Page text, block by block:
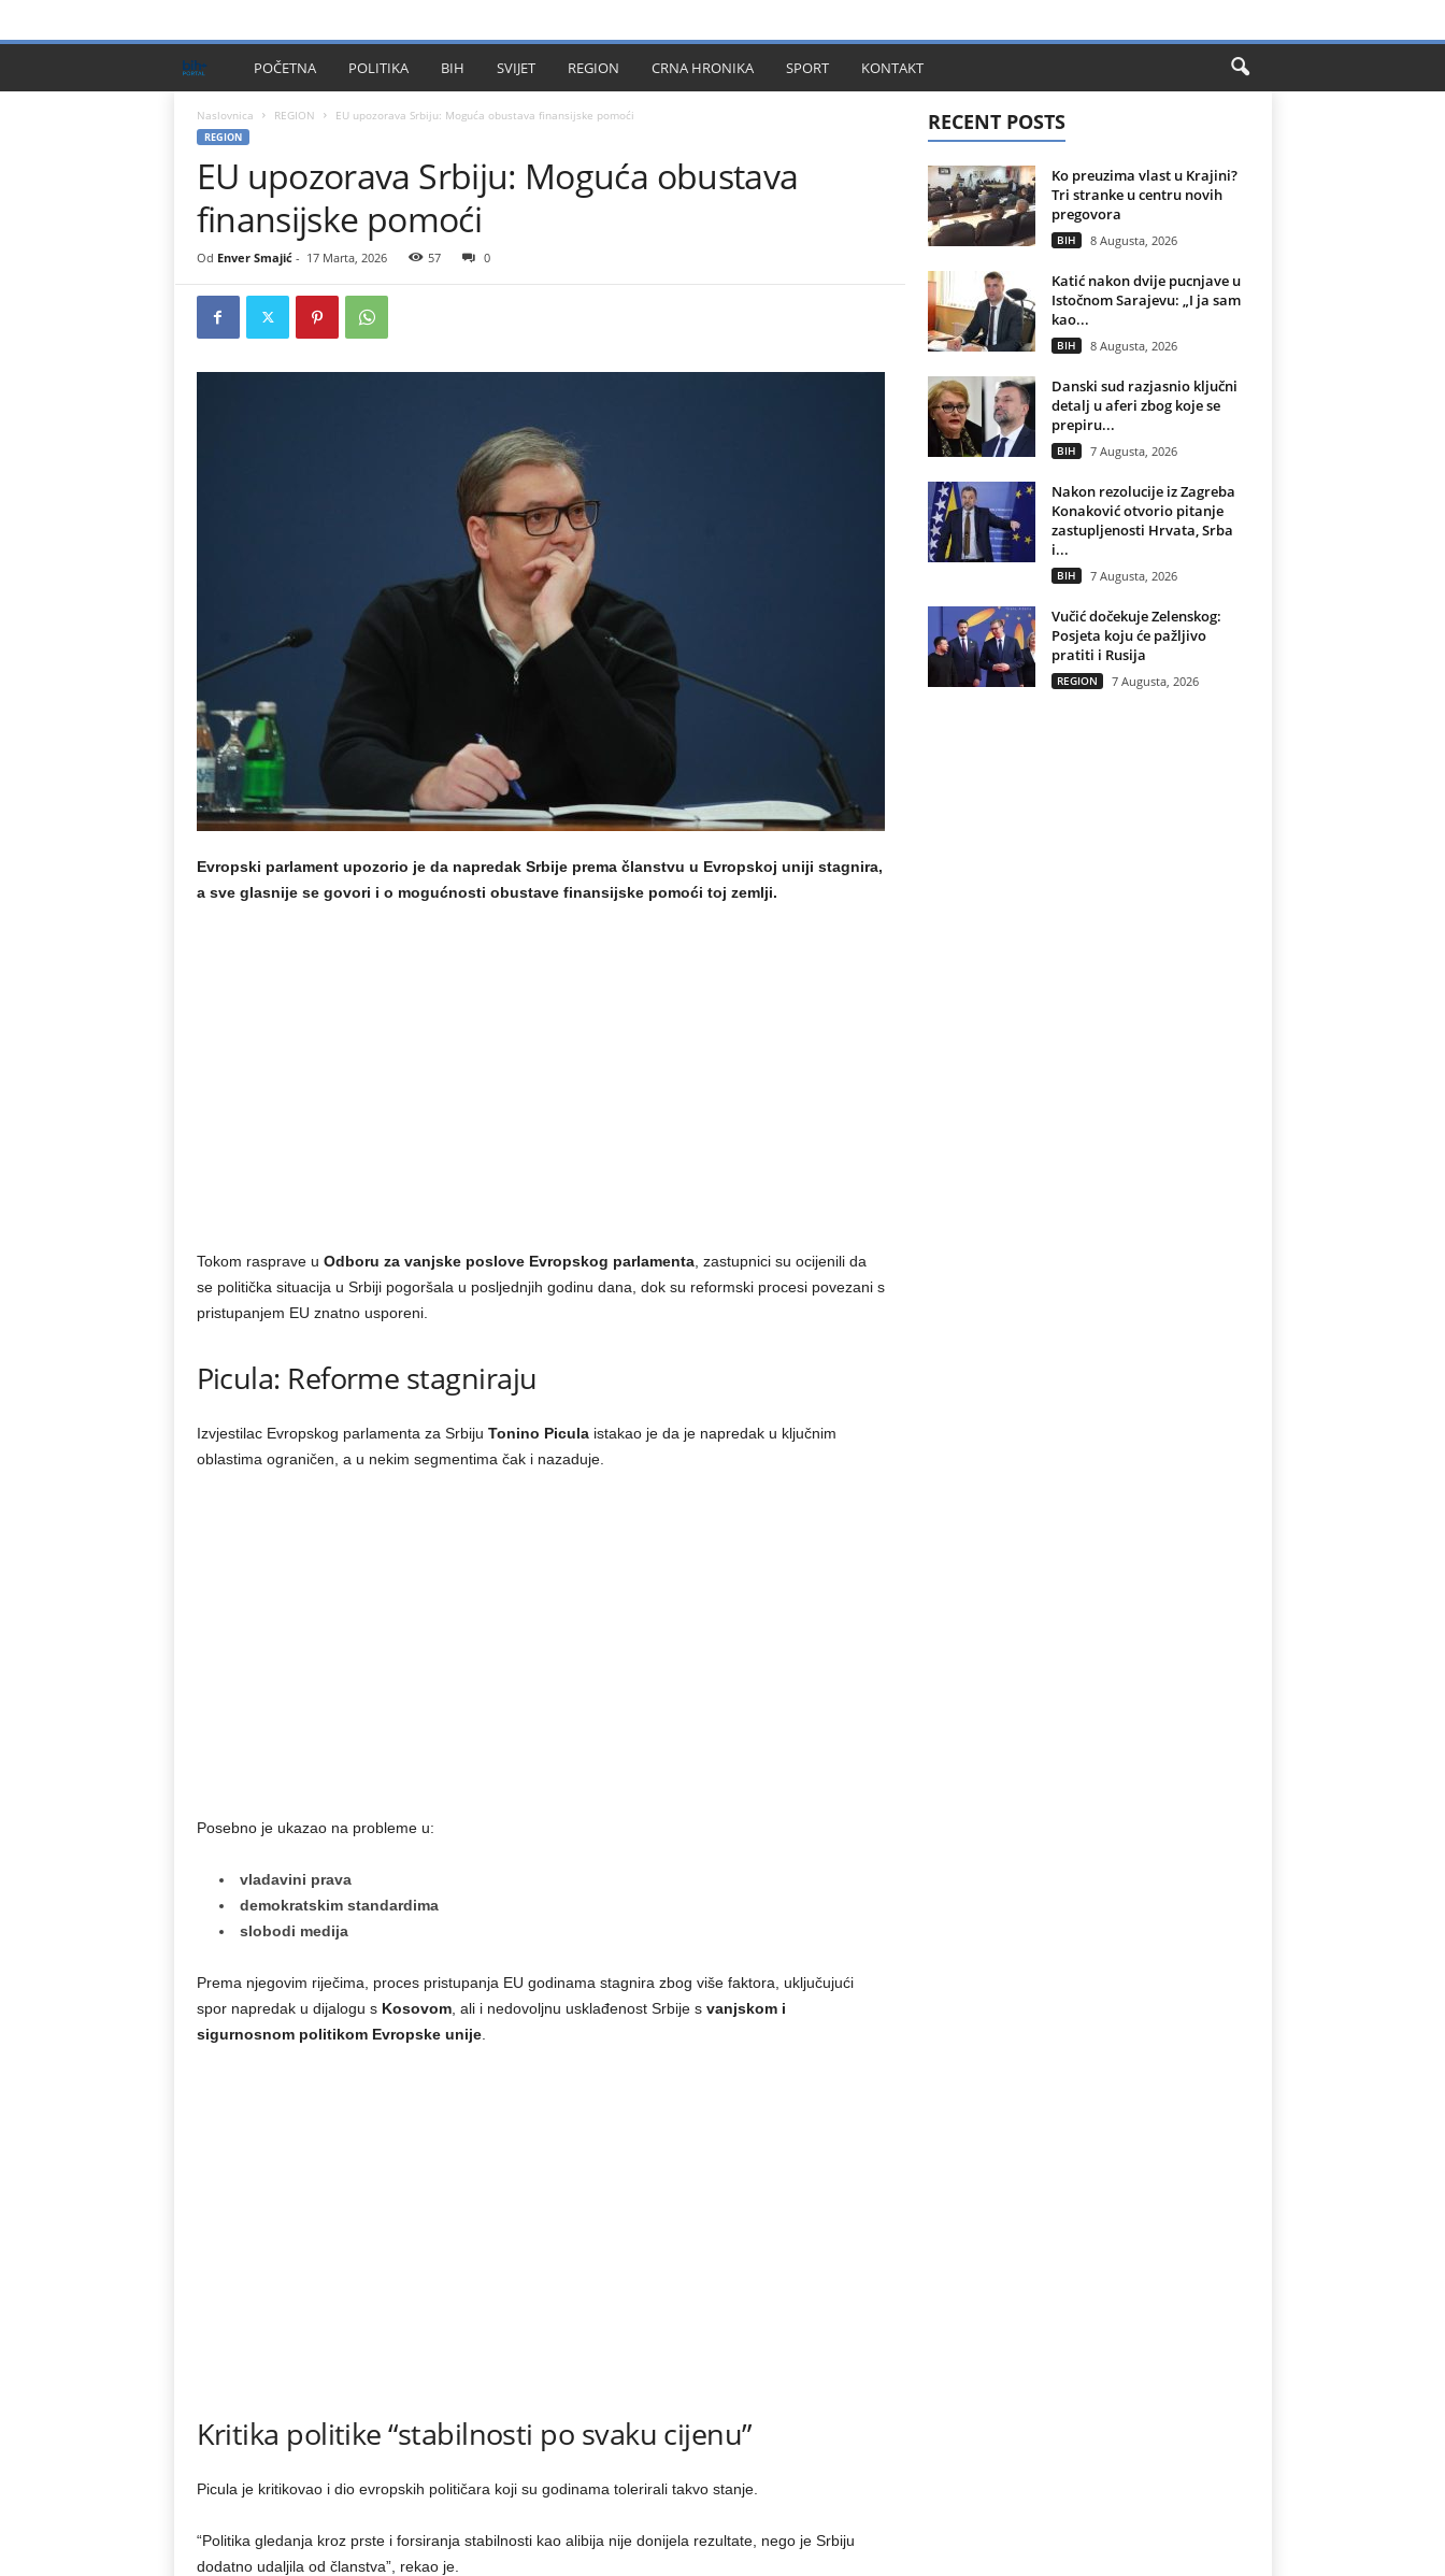
I
H
l
u
POČETNA POLITIKA BIH SVIJET REGION CRNA HRONIKA SPORT KONTAKT
Naslovnica REGION EU upozorava Srbiju: Moguća obustava finansijske pomoći
REGION
EU upozorava Srbiju: Moguća obustava
finansijske pomoći
Od Enver Smajić- 17 Marta, 2026 57 0
Evropski parlament upozorio je da napredak Srbije prema članstvu u Evropskoj uniji stagnira,
a sve glasnije se govori i o mogućnosti obustave finansijske pomoći toj zemlji.
Tokom rasprave u Odboru za vanjske poslove Evropskog parlamenta, zastupnici su ocijenili da
se politička situacija u Srbiji pogoršala u posljednjih godinu dana, dok su reformski procesi povezani s
pristupanjem EU znatno usporeni.
Picula: Reforme stagniraju
Izvjestilac Evropskog parlamenta za Srbiju Tonino Piculaistakao je da je napredak u ključnim
oblastima ograničen, a u nekim segmentima čak i nazaduje.
Posebno je ukazao na probleme u:
vladavini prava
demokratskim standardima
slobodi medija
Prema njegovim riječima, proces pristupanja EU godinama stagnira zbog više faktora, uključujući
spor napredak u dijalogu s Kosovom, ali i nedovoljnu usklađenost Srbije s vanjskom i
sigurnosnom politikom Evropske unije.
Kritika politike “stabilnosti po svaku cijenu”
Picula je kritikovao i dio evropskih političara koji su godinama tolerirali takvo stanje.
“Politika gledanja kroz prste i forsiranja stabilnosti kao alibija nije donijela rezultate, nego je Srbiju
dodatno udaljila od članstva”, rekao je.
RECENT POSTS
Ko preuzima vlast u Krajini?
Tri stranke u centru novih
pregovora
BIH 8 Augusta, 2026
Katić nakon dvije pucnjave u
Istočnom Sarajevu: „I ja sam
kao...
BIH 8 Augusta, 2026
Danski sud razjasnio ključni
detalj u aferi zbog koje se
prepiru...
BIH 7 Augusta, 2026
Nakon rezolucije iz Zagreba
Konaković otvorio pitanje
zastupljenosti Hrvata, Srba
i...
BIH 7 Augusta, 2026
Vučić dočekuje Zelenskog:
Posjeta koju će pažljivo
pratiti i Rusija
REGION 7 Augusta, 2026